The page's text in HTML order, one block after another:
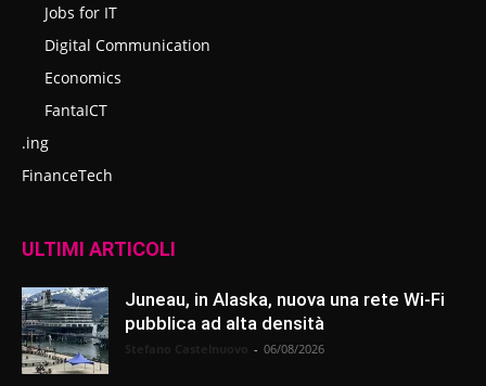
Jobs for IT
Digital Communication
Economics
FantaICT
.ing
FinanceTech
ULTIMI ARTICOLI
Juneau, in Alaska, nuova una rete Wi-Fi
pubblica ad alta densità
- 06/08/2026